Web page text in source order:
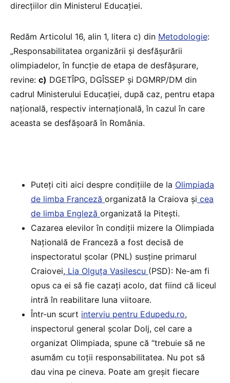
direcțiilor din Ministerul Educației.
Redăm Articolul 16, alin 1, litera c) din Metodologie:
„Responsabilitatea organizării și desfășurării
olimpiadelor, în funcție de etapa de desfășurare,
revine: c) DGETÎPG, DGÎSSEP și DGMRP/DM din
cadrul Ministerului Educației, după caz, pentru etapa
națională, respectiv internațională, în cazul în care
aceasta se desfășoară în România.
Puteți citi aici despre condițiile de la Olimpiada
de limba Franceză organizată la Craiova și cea
de limba Engleză organizată la Pitești.
Cazarea elevilor în condiții mizere la Olimpiada
Națională de Franceză a fost decisă de
inspectoratul școlar (PNL) susține primarul
Craiovei, Lia Olguța Vasilescu (PSD): Ne-am fi
opus ca ei să fie cazați acolo, dat fiind că liceul
intră în reabilitare luna viitoare.
Într-un scurt interviu pentru Edupedu.ro,
inspectorul general școlar Dolj, cel care a
organizat Olimpiada, spune că “trebuie să ne
asumăm cu toții responsabilitatea. Nu pot să
dau vina pe cineva. Poate am greșit fiecare